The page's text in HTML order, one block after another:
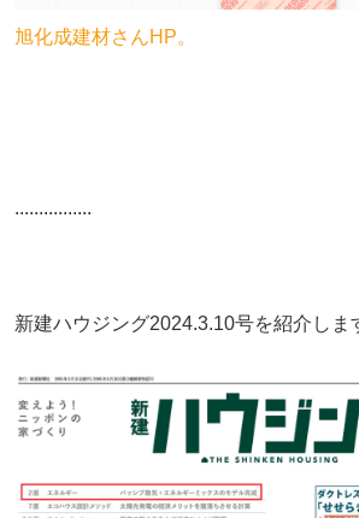
旭化成建材さんHP。
................
新建ハウジング2024.3.10号を紹介しま